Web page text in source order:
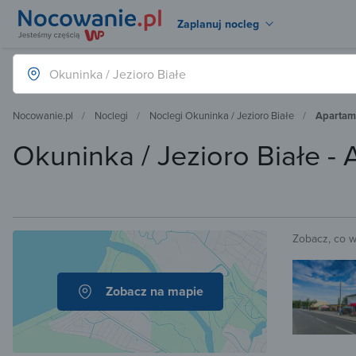
Zaplanuj nocleg
Nocowanie.pl Noclegi Noclegi Okuninka / Jezioro Białe
Okuninka / Jezioro Białe
Zobacz, co
Zobacz na mapie